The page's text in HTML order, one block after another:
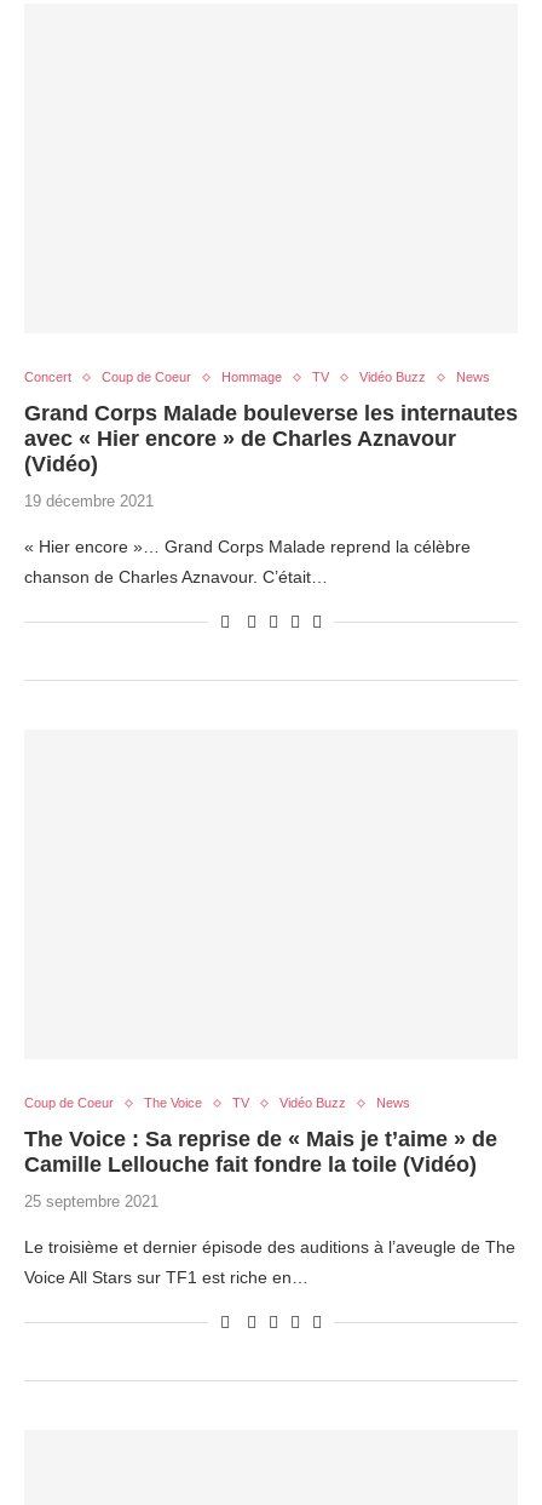
Concert Coup de Coeur Hommage TV Vidéo Buzz News
Grand Corps Malade bouleverse les internautes
avec « Hier encore » de Charles Aznavour
(Vidéo)
19 décembre 2021
« Hier encore »… Grand Corps Malade reprend la célèbre
chanson de Charles Aznavour. C’était…
Coup de Coeur The Voice TV Vidéo Buzz News
The Voice : Sa reprise de « Mais je t’aime » de
Camille Lellouche fait fondre la toile (Vidéo)
25 septembre 2021
Le troisième et dernier épisode des auditions à l’aveugle de The
Voice All Stars sur TF1 est riche en…